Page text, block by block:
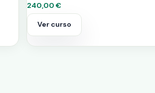
240,00 €
Ver curso